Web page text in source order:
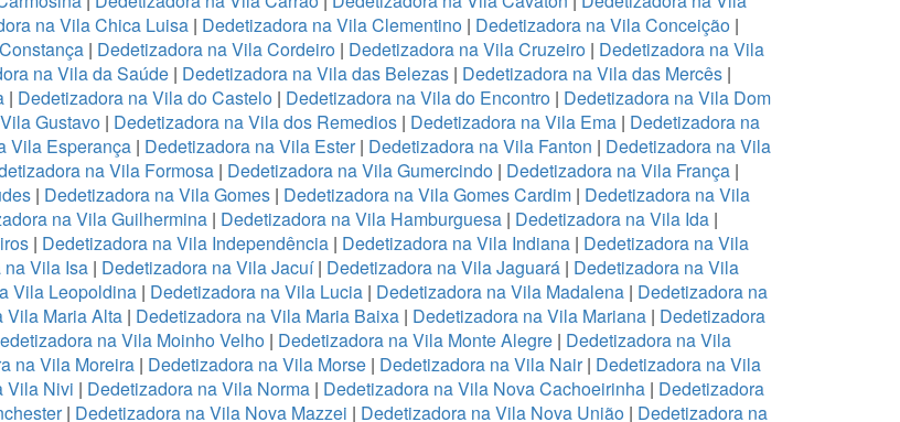
na Vila Chica Luisa | Dedetizadora na Vila Clementino| Dedetizadora na Vila Conceição|
| Dedetizadora na Vila Cordeiro| Dedetizadora na Vila Cruzeiro | Dedetizadora na Vila
na Vila da Saúde| Dedetizadora na Vila das Belezas| Dedetizadora na Vila das Mercês|
| Dedetizadora na Vila do Castelo | Dedetizadora na Vila do Encontro | Dedetizadora na Vila Dom
Gustavo | Dedetizadora na Vila dos Remedios | Dedetizadora na Vila Ema | Dedetizadora na
Vila Esperança| Dedetizadora na Vila Ester| Dedetizadora na Vila Fanton | Dedetizadora na Vila
na Vila Formosa | Dedetizadora na Vila Gumercindo | Dedetizadora na Vila França |
| Dedetizadora na Vila Gomes | Dedetizadora na Vila Gomes Cardim | Dedetizadora na Vila
na Vila Guilhermina| Dedetizadora na Vila Hamburguesa| Dedetizadora na Vila Ida|
| Dedetizadora na Vila Independência | Dedetizadora na Vila Indiana | Dedetizadora na Vila
Vila Isa | Dedetizadora na Vila Jacuí| Dedetizadora na Vila Jaguará | Dedetizadora na Vila
Vila Leopoldina| Dedetizadora na Vila Lucia| Dedetizadora na Vila Madalena| Dedetizadora na
Vila Maria Alta| Dedetizadora na Vila Maria Baixa| Dedetizadora na Vila Mariana| Dedetizadora
na Vila Moinho Velho| Dedetizadora na Vila Monte Alegre| Dedetizadora na Vila
na Vila Moreira| Dedetizadora na Vila Morse| Dedetizadora na Vila Nair| Dedetizadora na Vila
Vila Nivi | Dedetizadora na Vila Norma| Dedetizadora na Vila Nova Cachoeirinha| Dedetizadora
| Dedetizadora na Vila Nova Mazzei | Dedetizadora na Vila Nova União | Dedetizadora na